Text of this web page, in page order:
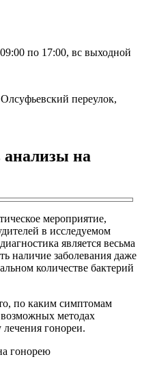
по 17:00, вс выходной
переулок,
анализы на
мероприятие,
в исследуемом
является весьма
наличие заболевания даже
количестве бактерий
по каким симптомам
возможных методах
лечения гонореи.